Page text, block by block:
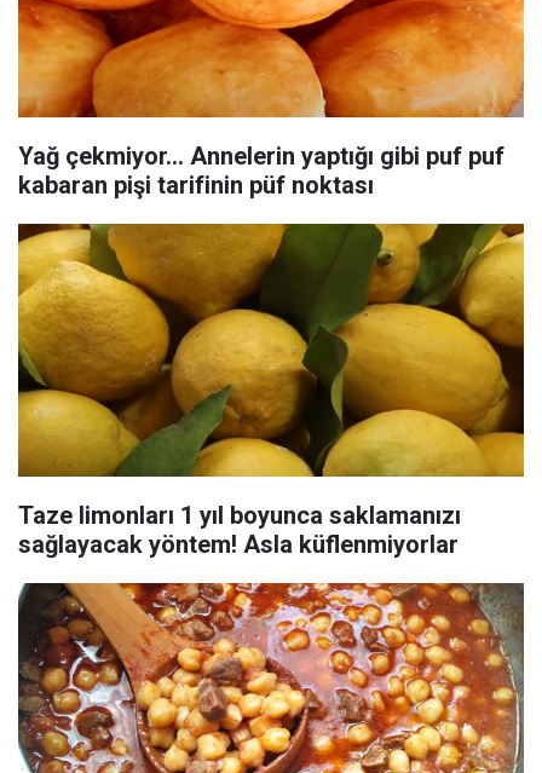
Yağ çekmiyor... Annelerin yaptığı gibi puf puf
kabaran pişi tarifinin püf noktası
Taze limonları 1 yıl boyunca saklamanızı
sağlayacak yöntem! Asla küflenmiyorlar